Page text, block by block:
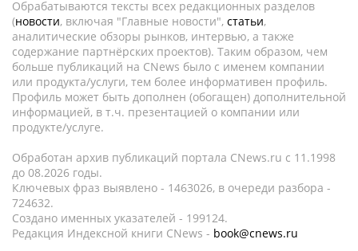
Обрабатываются тексты всех редакционных разделов
(новости, включая "Главные новости", статьи,
аналитические обзоры рынков, интервью, а также
содержание партнёрских проектов). Таким образом, чем
больше публикаций на CNews было с именем компании
или продукта/услуги, тем более информативен профиль.
Профиль может быть дополнен (обогащен) дополнительной
информацией, в т.ч. презентацией о компании или
продукте/услуге.
Обработан архив публикаций портала CNews.ru c 11.1998
до 08.2026 годы.
Ключевых фраз выявлено - 1463026, в очереди разбора -
724632.
Создано именных указателей - 199124.
Редакция Индексной книги CNews - book@cnews.ru